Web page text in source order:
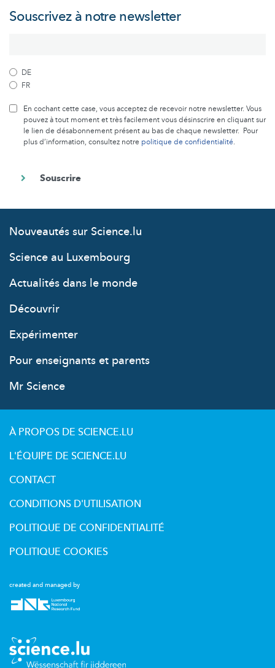
Souscrivez à notre newsletter
DE
FR
En cochant cette case, vous acceptez de recevoir notre newsletter. Vous
pouvez à tout moment et très facilement vous désinscrire en cliquant sur
le lien de désabonnement présent au bas de chaque newsletter. Pour
plus d’information, consultez notre politique de confidentialité.
Nouveautés sur Science.lu
Science au Luxembourg
Actualités dans le monde
Découvrir
Expérimenter
Pour enseignants et parents
Mr Science
created and managed by
À PROPOS DE SCIENCE.LU
L'ÉQUIPE DE SCIENCE.LU
CONTACT
CONDITIONS D'UTILISATION
POLITIQUE DE CONFIDENTIALITÉ
POLITIQUE COOKIES